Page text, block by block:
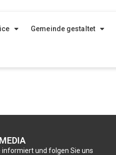
Gemeinde gestaltet
informiert und folgen Sie uns